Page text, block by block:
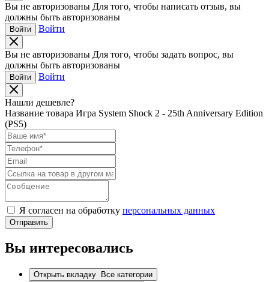
Вы не авторизованы Для того, чтобы написать отзыв, вы
должны быть авторизованы
Войти Войти
Вы не авторизованы Для того, чтобы задать вопрос, вы
должны быть авторизованы
Войти Войти
Нашли дешевле?
Название товара Игра System Shock 2 - 25th Anniversary Edition
(PS5)
Я согласен на обработку персональных данных
Отправить
Вы интересовались
Открыть вкладку
Все категории